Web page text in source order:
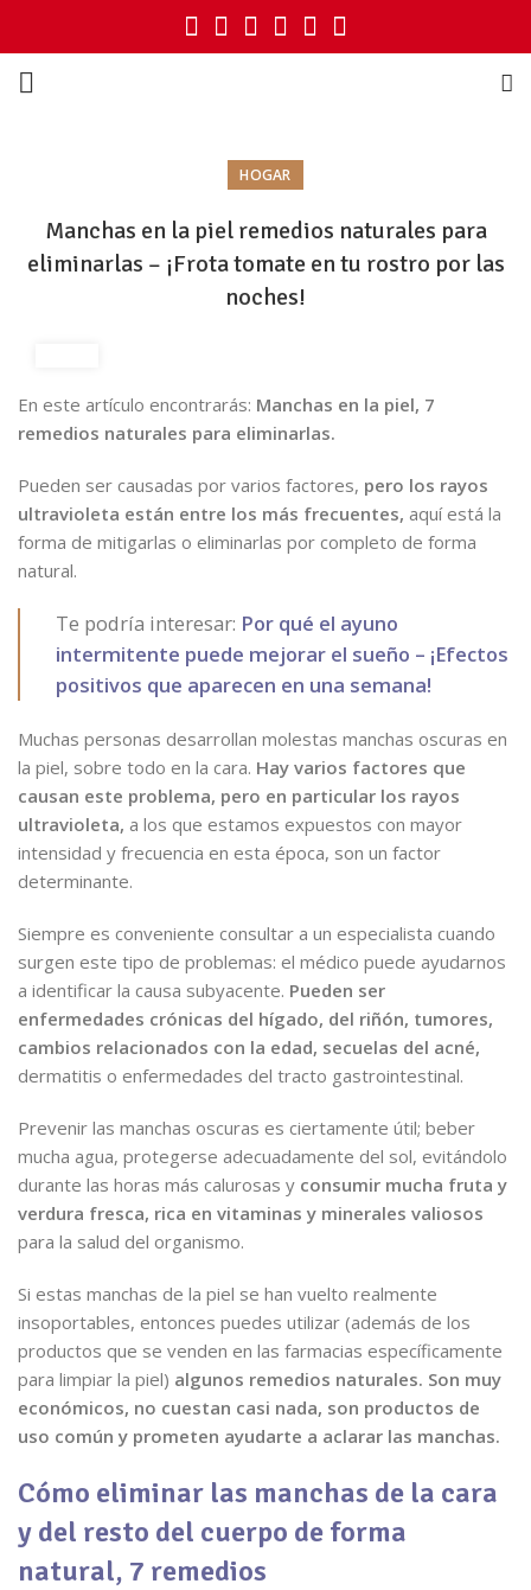
HOGAR
Manchas en la piel remedios naturales para
eliminarlas – ¡Frota tomate en tu rostro por las
noches!
En este artículo encontrarás: Manchas en la piel, 7
remedios naturales para eliminarlas.
Pueden ser causadas por varios factores, pero los rayos
ultravioleta están entre los más frecuentes, aquí está la
forma de mitigarlas o eliminarlas por completo de forma
natural.
Te podría interesar: Por qué el ayuno
intermitente puede mejorar el sueño – ¡Efectos
positivos que aparecen en una semana!
Muchas personas desarrollan molestas manchas oscuras en
la piel, sobre todo en la cara. Hay varios factores que
causan este problema, pero en particular los rayos
ultravioleta, a los que estamos expuestos con mayor
intensidad y frecuencia en esta época, son un factor
determinante.
Siempre es conveniente consultar a un especialista cuando
surgen este tipo de problemas: el médico puede ayudarnos
a identificar la causa subyacente. Pueden ser
enfermedades crónicas del hígado, del riñón, tumores,
cambios relacionados con la edad, secuelas del acné,
dermatitis o enfermedades del tracto gastrointestinal.
Prevenir las manchas oscuras es ciertamente útil; beber
mucha agua, protegerse adecuadamente del sol, evitándolo
durante las horas más calurosas y consumir mucha fruta y
verdura fresca, rica en vitaminas y minerales valiosos
para la salud del organismo.
Si estas manchas de la piel se han vuelto realmente
insoportables, entonces puedes utilizar (además de los
productos que se venden en las farmacias específicamente
para limpiar la piel) algunos remedios naturales. Son muy
económicos, no cuestan casi nada, son productos de
uso común y prometen ayudarte a aclarar las manchas.
Cómo eliminar las manchas de la cara
y del resto del cuerpo de forma
natural, 7 remedios